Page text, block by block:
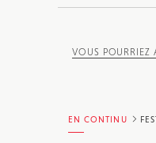
VOUS POURRIEZ
EN CONTINU